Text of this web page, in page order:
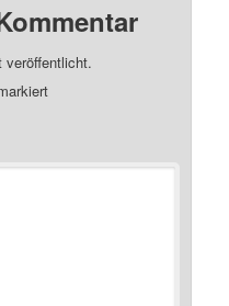
veröffentlicht.